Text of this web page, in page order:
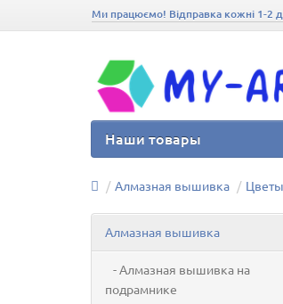
Ми працюємо! Відправка кожні 1-2
Наши товары
Алмазная вышивка
Алмазная вышивка
- Алмазная вышивка на
подрамнике